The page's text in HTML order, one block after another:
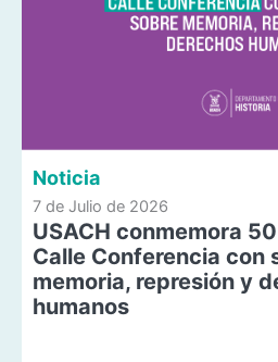
Noticia
7 de Julio de 2026
USACH conmemora
Calle Conferencia con
memoria, represión y
humanos